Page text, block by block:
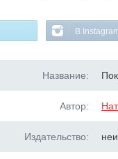
В
Название:
Автор:
Издательство: